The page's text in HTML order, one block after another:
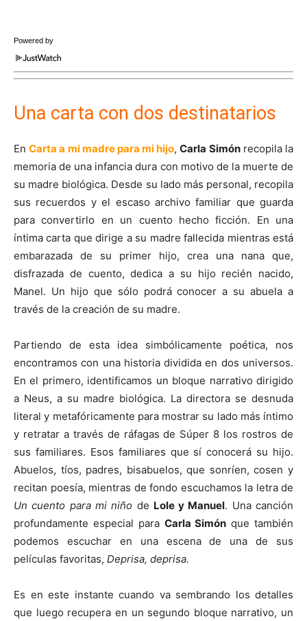
Powered by
Una carta con dos destinatarios
EnCarta a mi madre para mi hijo,Carla Simónrecopila la
memoria de una infancia dura con motivo de la muerte de
su madre biológica. Desde su lado más personal, recopila
sus recuerdos y el escaso archivo familiar que guarda
para convertirlo en un cuento hecho ficción. En una
íntima carta que dirige a su madre fallecida mientras está
embarazada de su primer hijo, crea una nana que,
disfrazada de cuento, dedica a su hijo recién nacido,
Manel. Un hijo que sólo podrá conocer a su abuela a
través de la creación de su madre.
Partiendo de esta idea simbólicamente poética, nos
encontramos con una historia dividida en dos universos.
En el primero, identificamos un bloque narrativo dirigido
a Neus, a su madre biológica. La directora se desnuda
literal y metafóricamente para mostrar su lado más íntimo
y retratar a través de ráfagas de Súper 8 los rostros de
sus familiares. Esos familiares que sí conocerá su hijo.
Abuelos, tíos, padres, bisabuelos, que sonríen, cosen y
recitan poesía, mientras de fondo escuchamos la letra de
Un cuento para mi niño de Lole y Manuel. Una canción
profundamente especial para Carla Simón que también
podemos escuchar en una escena de una de sus
películas favoritas, Deprisa, deprisa.
Es en este instante cuando va sembrando los detalles
que luego recupera en un segundo bloque narrativo, un